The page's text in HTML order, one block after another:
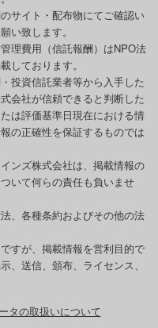
サイト・配布物にてご確認い
い致します。
理費用（信託報酬）はNPO法
しております。
投資信託業者等から入手した
会社が信頼できると判断した
は評価基準日現在における情
の正確性を保証するものでは
ンズ株式会社は、掲載情報の
いて何らの責任も負いませ
、各種条約およびその他の法
すが、掲載情報を営利目的で
、送信、頒布、ライセンス、
タの取扱いについて